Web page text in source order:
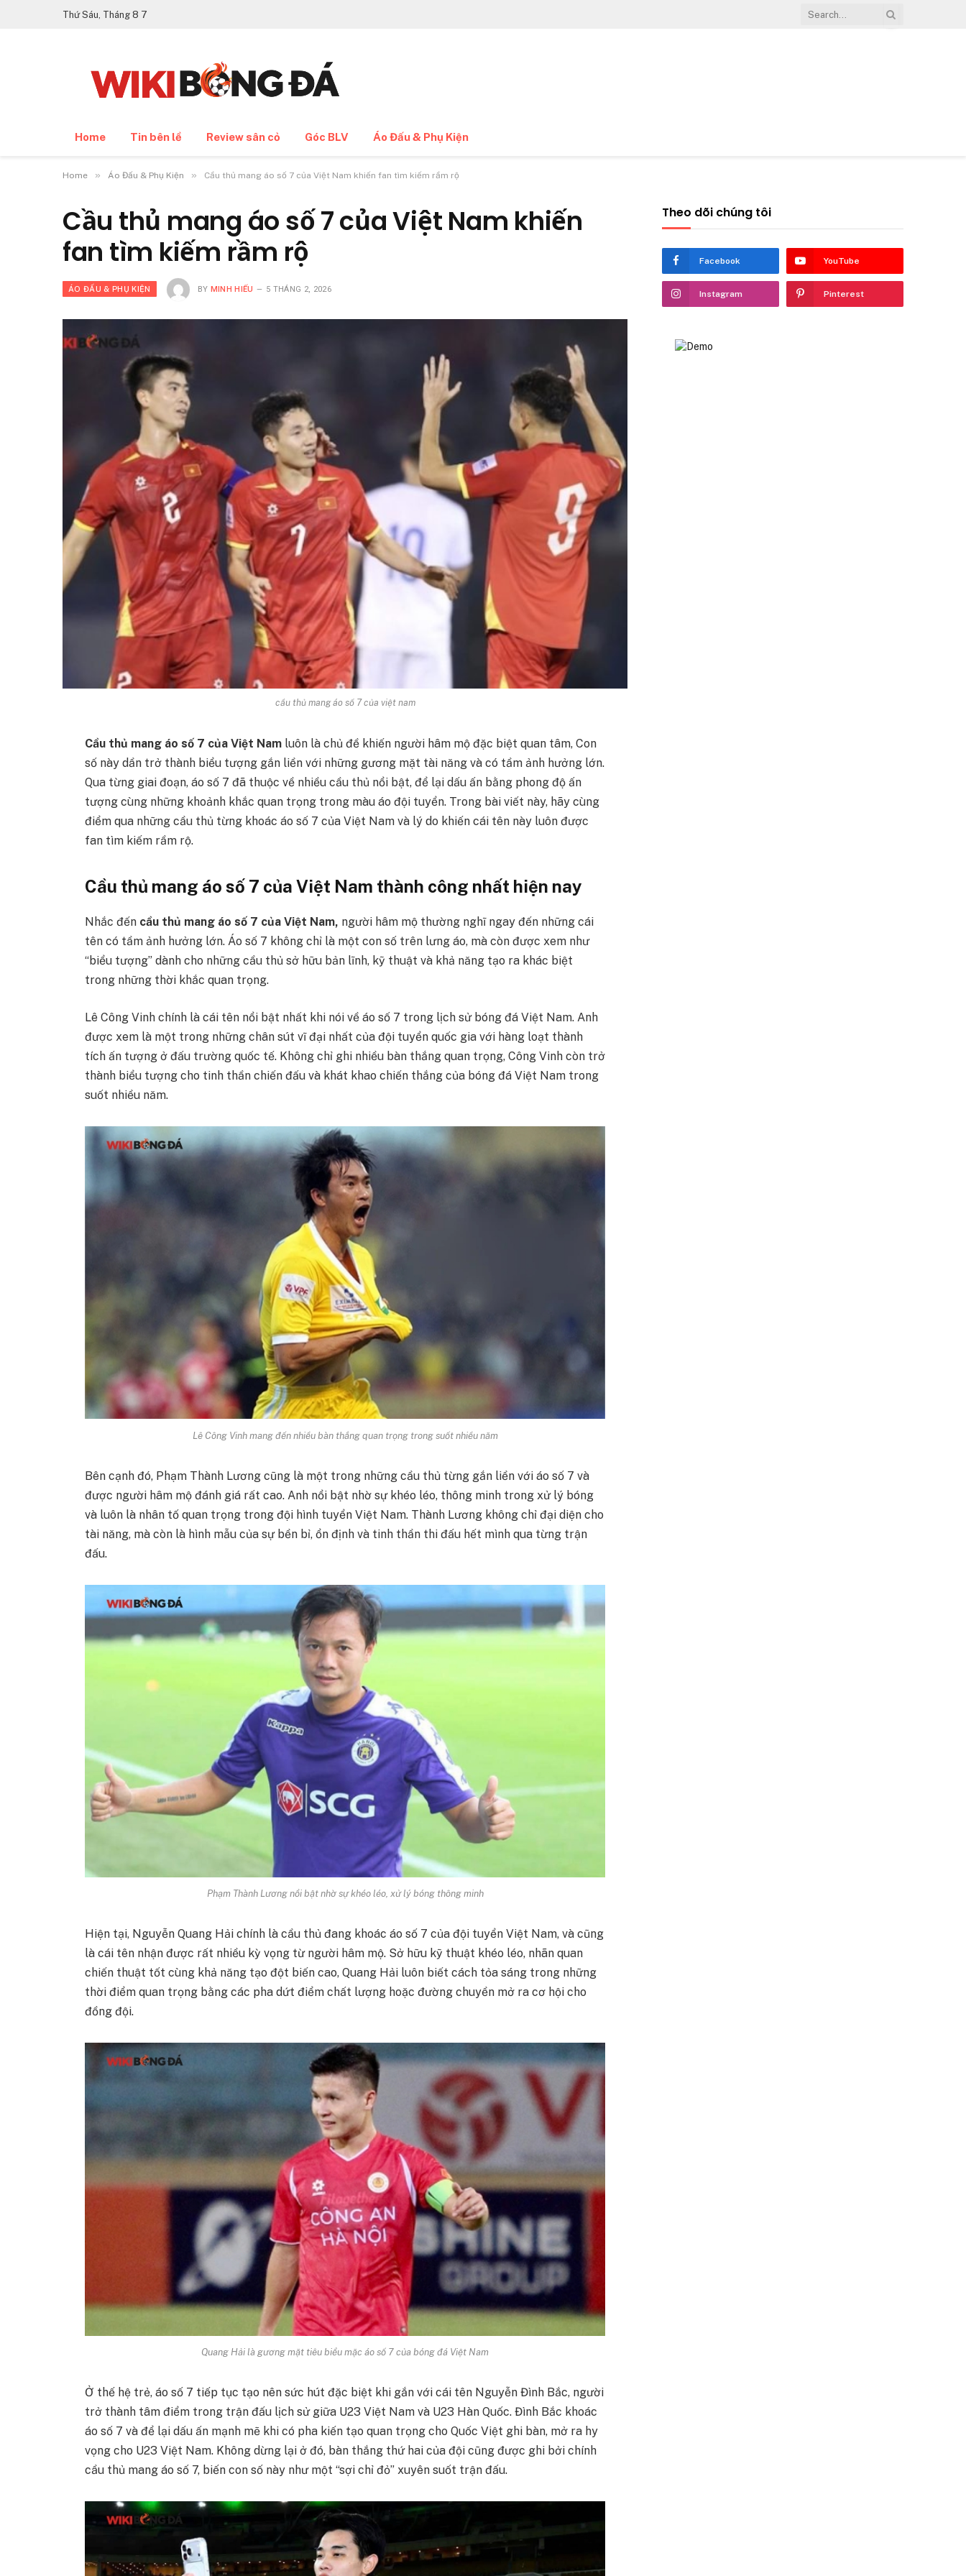
Thứ Sáu, Tháng 8 7
Home Tin bên lề Review sân cỏ Góc BLV Áo Đấu & Phụ Kiện
Home » Áo Đấu & Phụ Kiện » Cầu thủ mang áo số 7 của Việt Nam khiến fan tìm kiếm rầm rộ
Cầu thủ mang áo số 7 của Việt Nam khiến
fan tìm kiếm rầm rộ
ÁO ĐẤU & PHỤ KIỆN BY MINH HIẾU 5 THÁNG 2, 2026
cầu thủ mang áo số 7 của việt nam
Cầu thủ mang áo số 7 của Việt Nam luôn là chủ đề khiến người hâm mộ đặc biệt quan tâm, Con
số này dần trở thành biểu tượng gắn liền với những gương mặt tài năng và có tầm ảnh hưởng lớn.
Qua từng giai đoạn, áo số 7 đã thuộc về nhiều cầu thủ nổi bật, để lại dấu ấn bằng phong độ ấn
tượng cùng những khoảnh khắc quan trọng trong màu áo đội tuyển. Trong bài viết này, hãy cùng
điểm qua những cầu thủ từng khoác áo số 7 của Việt Nam và lý do khiến cái tên này luôn được
fan tìm kiếm rầm rộ.
Cầu thủ mang áo số 7 của Việt Nam thành công nhất hiện nay
Nhắc đến cầu thủ mang áo số 7 của Việt Nam, người hâm mộ thường nghĩ ngay đến những cái
tên có tầm ảnh hưởng lớn. Áo số 7 không chỉ là một con số trên lưng áo, mà còn được xem như
“biểu tượng” dành cho những cầu thủ sở hữu bản lĩnh, kỹ thuật và khả năng tạo ra khác biệt
trong những thời khắc quan trọng.
Lê Công Vinh chính là cái tên nổi bật nhất khi nói về áo số 7 trong lịch sử bóng đá Việt Nam. Anh
được xem là một trong những chân sút vĩ đại nhất của đội tuyển quốc gia với hàng loạt thành
tích ấn tượng ở đấu trường quốc tế. Không chỉ ghi nhiều bàn thắng quan trọng, Công Vinh còn trở
thành biểu tượng cho tinh thần chiến đấu và khát khao chiến thắng của bóng đá Việt Nam trong
suốt nhiều năm.
Lê Công Vinh mang đến nhiều bàn thắng quan trọng trong suốt nhiều năm
Bên cạnh đó, Phạm Thành Lương cũng là một trong những cầu thủ từng gắn liền với áo số 7 và
được người hâm mộ đánh giá rất cao. Anh nổi bật nhờ sự khéo léo, thông minh trong xử lý bóng
và luôn là nhân tố quan trọng trong đội hình tuyển Việt Nam. Thành Lương không chỉ đại diện cho
tài năng, mà còn là hình mẫu của sự bền bỉ, ổn định và tinh thần thi đấu hết mình qua từng trận
đấu.
Phạm Thành Lương nổi bật nhờ sự khéo léo, xử lý bóng thông minh
Hiện tại, Nguyễn Quang Hải chính là cầu thủ đang khoác áo số 7 của đội tuyển Việt Nam, và cũng
là cái tên nhận được rất nhiều kỳ vọng từ người hâm mộ. Sở hữu kỹ thuật khéo léo, nhãn quan
chiến thuật tốt cùng khả năng tạo đột biến cao, Quang Hải luôn biết cách tỏa sáng trong những
thời điểm quan trọng bằng các pha dứt điểm chất lượng hoặc đường chuyền mở ra cơ hội cho
đồng đội.
Quang Hải là gương mặt tiêu biểu mặc áo số 7 của bóng đá Việt Nam
Ở thế hệ trẻ, áo số 7 tiếp tục tạo nên sức hút đặc biệt khi gắn với cái tên Nguyễn Đình Bắc, người
trở thành tâm điểm trong trận đấu lịch sử giữa U23 Việt Nam và U23 Hàn Quốc. Đình Bắc khoác
áo số 7 và để lại dấu ấn mạnh mẽ khi có pha kiến tạo quan trọng cho Quốc Việt ghi bàn, mở ra hy
vọng cho U23 Việt Nam. Không dừng lại ở đó, bàn thắng thứ hai của đội cũng được ghi bởi chính
cầu thủ mang áo số 7, biến con số này như một “sợi chỉ đỏ” xuyên suốt trận đấu.
Theo dõi chúng tôi
Facebook YouTube
Instagram Pinterest